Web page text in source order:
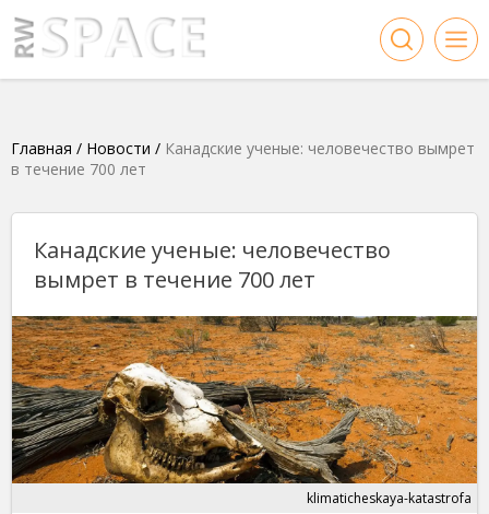
Главная / Новости / Канадские ученые: человечество вымрет
в течение 700 лет
Канадские ученые: человечество
вымрет в течение 700 лет
klimaticheskaya-katastrofa